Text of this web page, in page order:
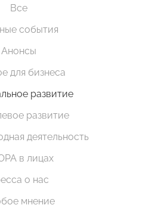
Все
события
Анонсы
для бизнеса
развитие
развитие
деятельность
в лицах
о нас
мнение